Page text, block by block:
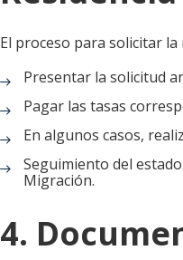
El proceso para solicitar
Presentar la solicitud
Pagar las tasas
En algunos casos,
Seguimiento del
Migración.
4.